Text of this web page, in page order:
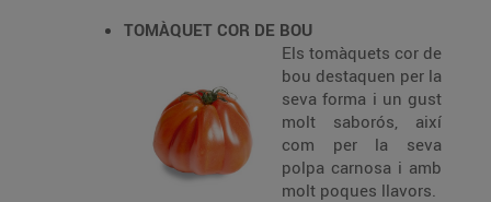
TOMÀQUET COR DE BOU
Els tomàquets cor de
bou destaquen per la
seva forma i un gust
molt saborós, així
com per la seva
polpa carnosa i amb
molt poques llavors.